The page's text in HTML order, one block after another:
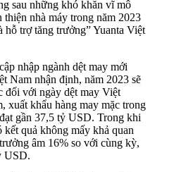
sau những khó khăn vĩ mô
nhà máy trong năm 2023
hỗ trợ tăng trưởng” Yuanta Việt
nhập ngành dệt may mới
Nam nhận định, năm 2023 sẽ
đối với ngày dệt may Việt
xuất khẩu hàng may mặc trong
gần 37,5 tỷ USD. Trong khi
quả không mấy khả quan
âm 16% so với cùng kỳ,
USD.